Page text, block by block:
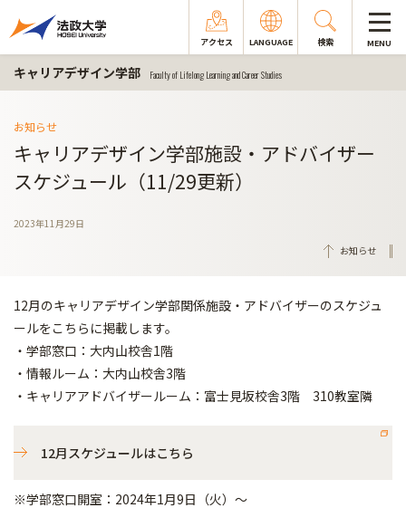
アクセス LANGUAGE 検索 MENU
キャリアデザイン学部 Faculty of Lifelong Learning and Career Studies
お知らせ
キャリアデザイン学部施設・アドバイザー
スケジュール（11/29更新）
2023年11月29日
お知らせ
12月のキャリアデザイン学部関係施設・アドバイザーのスケジュ
ールをこちらに掲載します。
・学部窓口：大内山校舎1階
・情報ルーム：大内山校舎3階
・キャリアアドバイザールーム：富士見坂校舎3階 310教室隣
12月スケジュールはこちら
※学部窓口開室：2024年1月9日（火）～